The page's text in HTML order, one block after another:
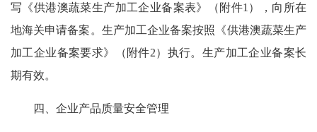
写《供港澳蔬菜生产加工企业备案表》（附件1），向所在
地海关申请备案。生产加工企业备案按照《供港澳蔬菜生产
加工企业备案要求》（附件2）执行。生产加工企业备案长
期有效。
四、企业产品质量安全管理